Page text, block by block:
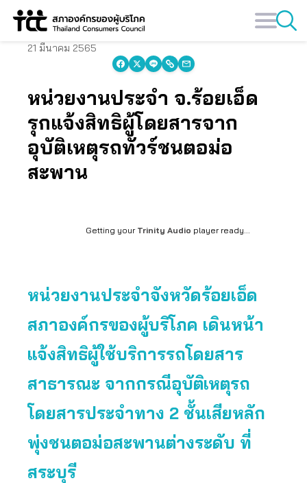
Skip
21 มีนาคม 2565
หน่วยงานประจำ จ.ร้อยเอ็ด
รุกแจ้งสิทธิผู้โดยสารจาก
อุบัติเหตุรถทัวร์ชนตอม่อ
สะพาน
Getting your Trinity Audio player ready...
หน่วยงานประจำจังหวัดร้อยเอ็ด
สภาองค์กรของผู้บริโภค เดินหน้า
แจ้งสิทธิผู้ใช้บริการรถโดยสาร
สาธารณะ จากกรณีอุบัติเหตุรถ
โดยสารประจำทาง 2 ชั้นเสียหลัก
พุ่งชนตอม่อสะพานต่างระดับ ที่
สระบุรี